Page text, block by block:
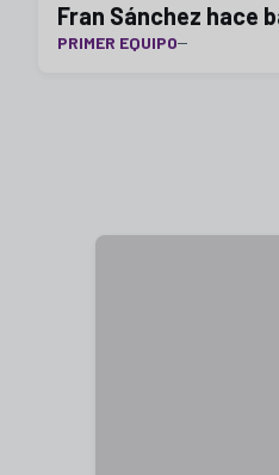
Fran Sánchez hace
PRIMER EQUIPO